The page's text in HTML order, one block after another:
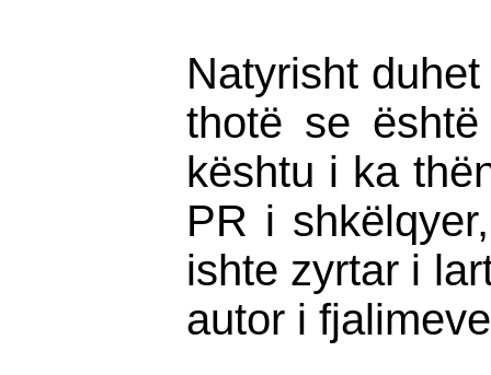
Natyrisht
thotë se
kështu i ka
PR i
ishte zyrtar i
autor i